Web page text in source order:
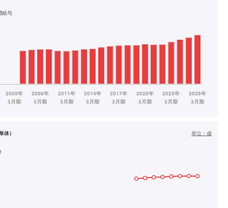
給与
体） 単位： 歳